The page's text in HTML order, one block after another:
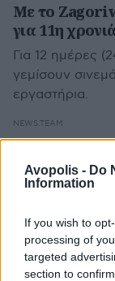
Avopolis - Do
Information
If you wish to
processing of
targeted
section to
Με το
για 11η
Για 12 ημέρες
γεμίσουν
εργαστήρια.
NEWS.TEAM